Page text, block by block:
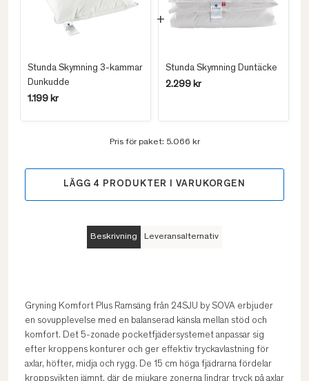
Stunda Skymning 3-kammar
Dunkudde
1.199 kr
Stunda Skymning Duntäcke
2.299 kr
Pris för paket: 5.066 kr
LÄGG 4 PRODUKTER I VARUKORGEN
Beskrivning Leveransalternativ
Gryning Komfort Plus Ramsäng från 24SJU by SOVA erbjuder
en sovupplevelse med en balanserad känsla mellan stöd och
komfort. Det 5-zonade pocketfjädersystemet anpassar sig
efter kroppens konturer och ger effektiv tryckavlastning för
axlar, höfter, midja och rygg. De 15 cm höga fjädrarna fördelar
kroppsvikten jämnt, där de mjukare zonerna lindrar tryck på axlar